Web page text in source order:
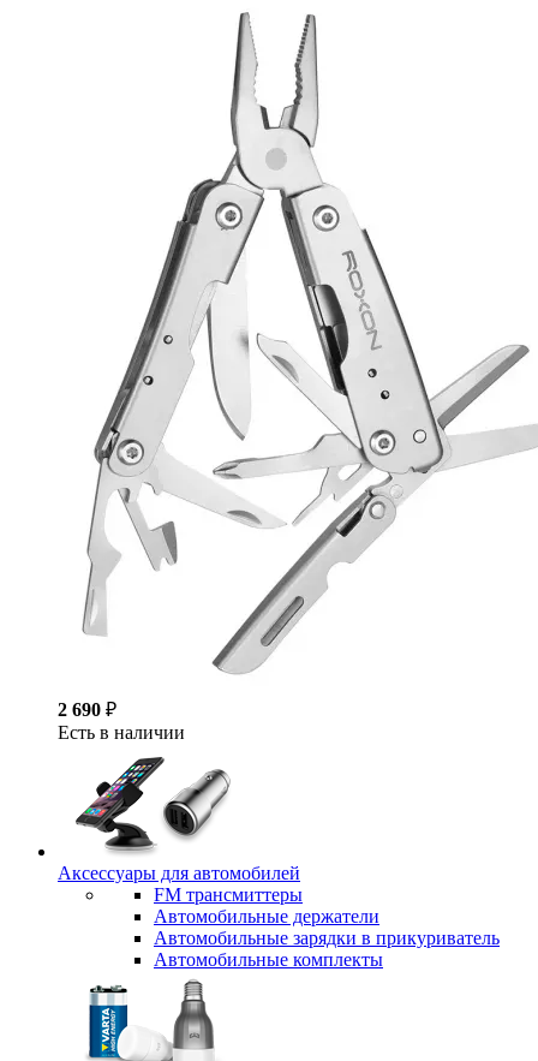
2 690 ₽
Есть в наличии
Аксессуары для автомобилей
FM трансмиттеры
Автомобильные держатели
Автомобильные зарядки в прикуриватель
Автомобильные комплекты